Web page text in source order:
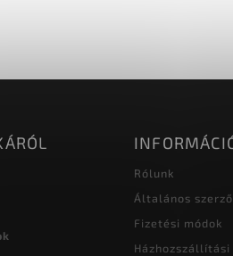
Rólunk
Általános
Fizetési módok